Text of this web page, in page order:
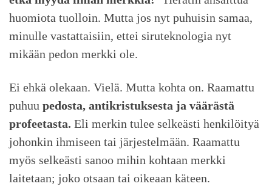
huomiota tuolloin. Mutta jos nyt puhuisin samaa,
minulle vastattaisiin, ettei siruteknologia nyt
mikään pedon merkki ole.
Ei ehkä olekaan. Vielä. Mutta kohta on. Raamattu
puhuu pedosta, antikristuksesta ja väärästä
profeetasta. Eli merkin tulee selkeästi henkilöityä
johonkin ihmiseen tai järjestelmään. Raamattu
myös selkeästi sanoo mihin kohtaan merkki
laitetaan; joko otsaan tai oikeaan käteen.